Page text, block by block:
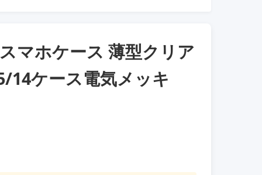
マホケース 薄型クリア
ケース電気メッキ